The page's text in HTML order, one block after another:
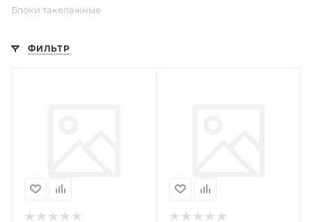
Блоки такелажные
ФИЛЬТР